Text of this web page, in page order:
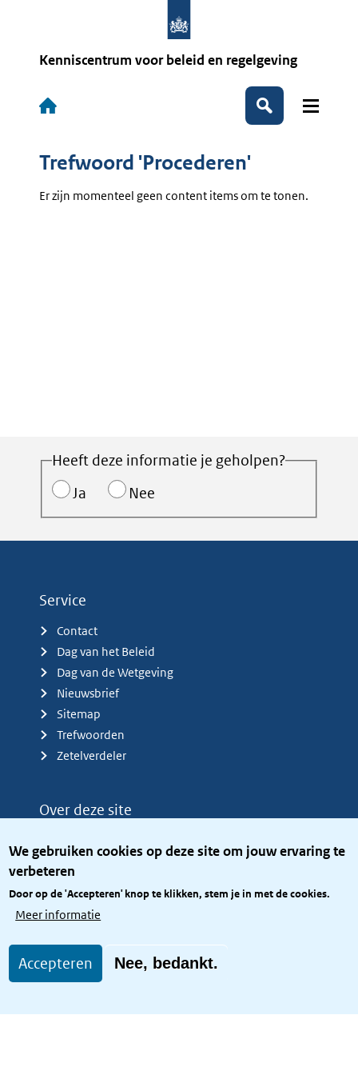
We gebruiken cookies op deze site om jouw ervaring te
verbeteren
Door op de 'Accepteren' knop te klikken, stem je in met de cookies.
Meer informatie
Accepteren Nee, bedankt.
Kenniscentrum voor beleid en regelgeving
Hoofdnavigatie
Zoeken
Trefwoord 'Procederen'
Er zijn momenteel geen content items om te tonen.
Heeft deze informatie je geholpen?
Ja
Nee
Service
Contact
Dag van het Beleid
Dag van de Wetgeving
Nieuwsbrief
Sitemap
Trefwoorden
Zetelverdeler
Over deze site
Privacy
Toegang site openbaar
Toegankelijkheid